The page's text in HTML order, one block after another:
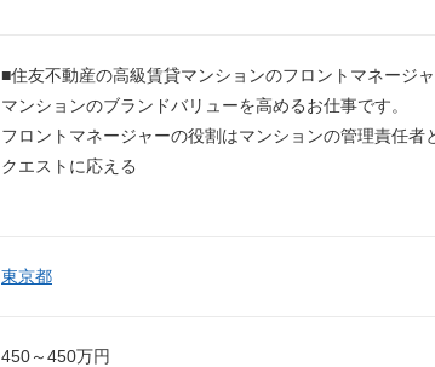
■住友不動産の⾼級賃貸マンションのフロントマネージ
マンションのブランドバリューを⾼めるお仕事です。
フロントマネージャーの役割はマンションの管理責任者
クエストに応える
東京都
450～450万円